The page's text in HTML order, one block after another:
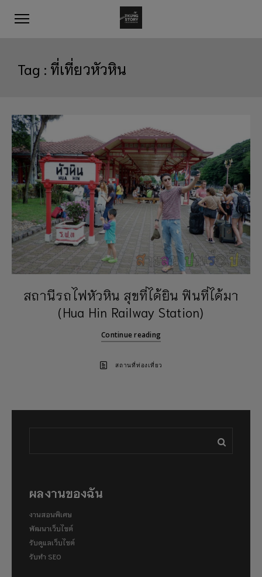
Tag : ที่เที่ยวหัวหิน
สถานีรถไฟหัวหิน สุขที่ได้ยิน ฟินที่ได้มา
(Hua Hin Railway Station)
Continue reading
สถานที่ท่องเที่ยว
ผลงานของฉัน
งานสอนพิเศษ
พัฒนาเว็บไซต์
รับดูแลเว็บไซต์
รับทำ SEO